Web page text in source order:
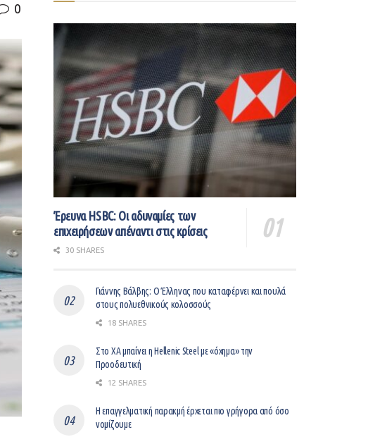
0
Έρευνα HSBC: Οι αδυναμίες των
επιχειρήσεων απέναντι στις κρίσεις
30 SHARES
Γιάννης Βάλβης: O Έλληνας που καταφέρνει και πουλά
στους πολυεθνικούς κολοσσούς
18 SHARES
Στο ΧΑ μπαίνει η Hellenic Steel με «όχημα» την
Προοδευτική
12 SHARES
Η επαγγελματική παρακμή έρχεται πιο γρήγορα από όσο
νομίζουμε